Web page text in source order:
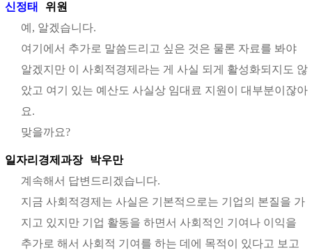
신정태
위원
예, 알겠습니다.
여기에서 추가로 말씀드리고 싶은 것은 물론 자료를 봐야
알겠지만 이 사회적경제라는 게 사실 되게 활성화되지도 않
았고 여기 있는 예산도 사실상 임대료 지원이 대부분이잖아
요.
맞을까요?
일자리경제과장
박우만
계속해서 답변드리겠습니다.
지금 사회적경제는 사실은 기본적으로는 기업의 본질을 가
지고 있지만 기업 활동을 하면서 사회적인 기여나 이익을
추가로 해서 사회적 기여를 하는 데에 목적이 있다고 보고